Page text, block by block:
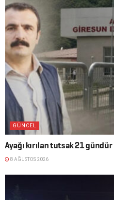
GÜNCEL
Ayağı kırılan tutsak 21
8 AĞUSTOS 2026